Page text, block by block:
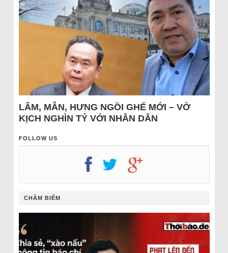
LÂM, MẪN, HƯNG NGỒI GHẾ MỚI – VỞ
KỊCH NGHÌN TỶ VỚI NHÂN DÂN
FOLLOW US
CHÂM BIẾM